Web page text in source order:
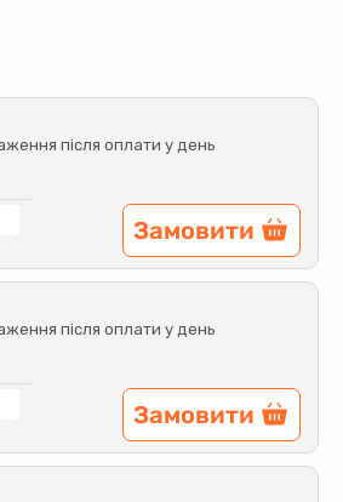
після оплати у день
Замовити
після оплати у день
Замовити